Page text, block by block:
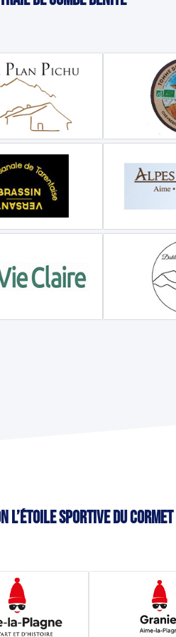
L’étoile sportive du Cormet